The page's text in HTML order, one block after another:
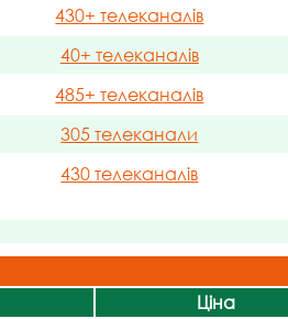
430+ телеканалів
40+ телеканалів
485+ телеканалів
305 телеканали
430 телеканалів
Ціна